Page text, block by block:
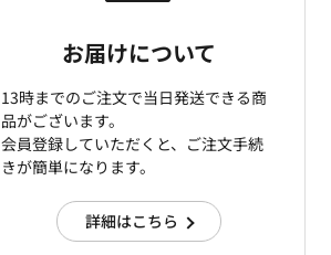
お届けについて
13時までのご注文で当日発送できる商
品がございます。
会員登録していただくと、ご注文手続
きが簡単になります。
詳細はこちら